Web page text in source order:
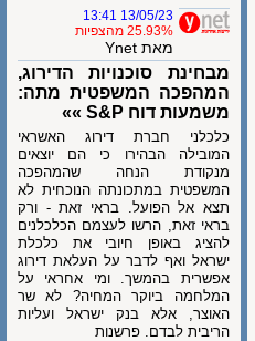
13/05/23 13:41
25.93% מהצפיות
מאת Ynet
מבחינת סוכנויות הדירוג,
המהפכה המשפטית מתה:
משמעות דוח S&P »»
כלכלני חברת דירוג האשראי
המובילה הבהירו כי הם יוצאים
מנקודת הנחה שהמהפכה
המשפטית במתכונתה הנוכחית לא
תצא אל הפועל. בראי זאת - ורק
בראי זאת, הרשו לעצמם הכלכלנים
להציג באופן חיובי את כלכלת
ישראל ואף לדבר על העלאת דירוג
אפשרית בהמשך. ומי אחראי על
המלחמה ביוקר המחיה? לא שר
האוצר, אלא בנק ישראל ועליות
הריבית לבדם. פרשנות